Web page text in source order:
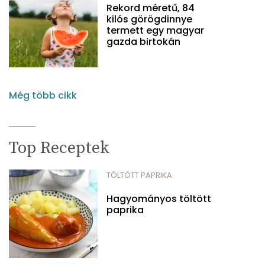
Rekord méretű, 84
kilós görögdinnye
termett egy magyar
gazda birtokán
Még több cikk
Top Receptek
TÖLTÖTT PAPRIKA
Hagyományos töltött
paprika